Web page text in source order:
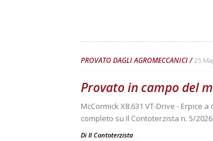
PROVATO DAGLI AGROMECCANICI 25
Provato in campo del
McCormick X8.631 VT-Drive - Erpice
completo su Il Contoterzista n. 5/
Di Il Contoterzista -